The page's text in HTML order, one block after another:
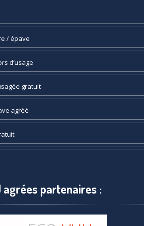
/ épave
d’usage
gratuit
agréé
agrées partenaires :